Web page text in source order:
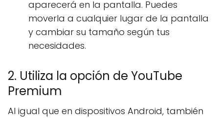
aparecerá en la pantalla. Puedes
moverla a cualquier lugar de la pantalla
y cambiar su tamaño según tus
necesidades.
2. Utiliza la opción de YouTube
Premium
Al igual que en dispositivos Android, también